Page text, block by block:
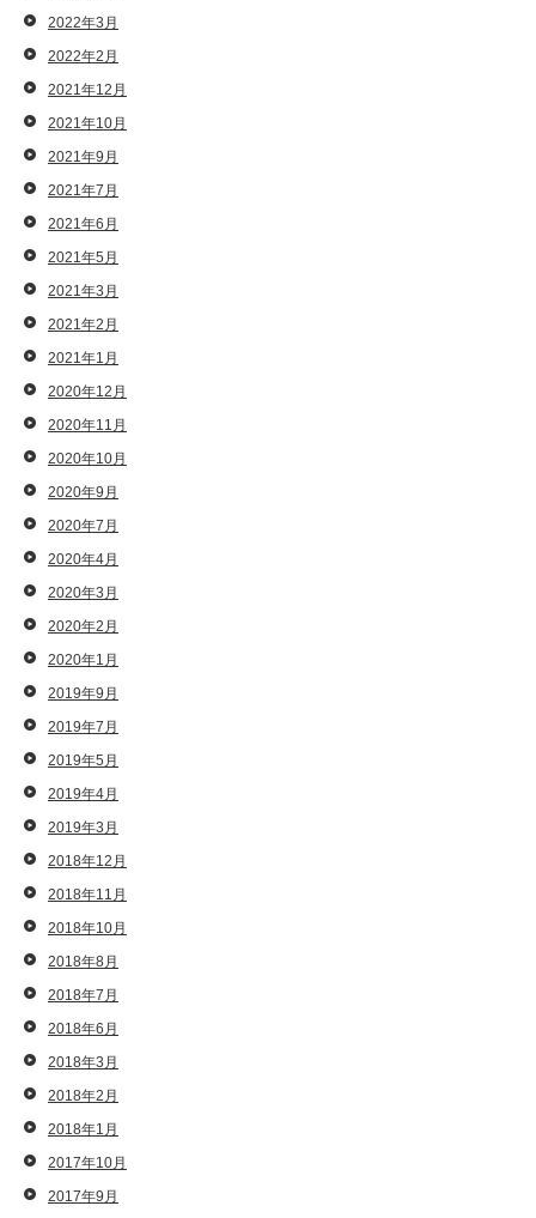
2022年3月
2022年2月
2021年12月
2021年10月
2021年9月
2021年7月
2021年6月
2021年5月
2021年3月
2021年2月
2021年1月
2020年12月
2020年11月
2020年10月
2020年9月
2020年7月
2020年4月
2020年3月
2020年2月
2020年1月
2019年9月
2019年7月
2019年5月
2019年4月
2019年3月
2018年12月
2018年11月
2018年10月
2018年8月
2018年7月
2018年6月
2018年3月
2018年2月
2018年1月
2017年10月
2017年9月